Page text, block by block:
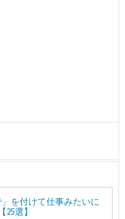
を付けて仕事みたいに
選】